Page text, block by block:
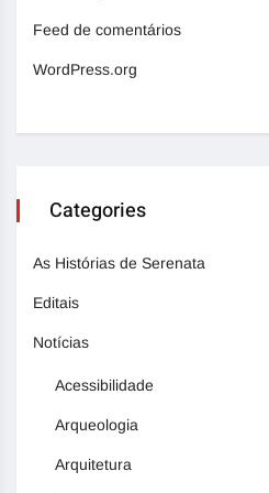
Feed de comentários
WordPress.org
Categories
As Histórias de Serenata
Editais
Notícias
Acessibilidade
Arqueologia
Arquitetura